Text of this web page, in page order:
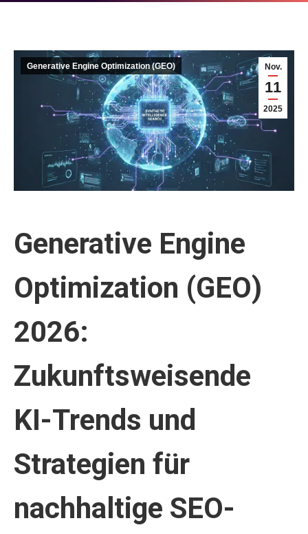
Nov.
11
2025
Generative Engine Optimization (GEO)
Generative Engine
Optimization (GEO)
2026:
Zukunftsweisende
KI-Trends und
Strategien für
nachhaltige SEO-